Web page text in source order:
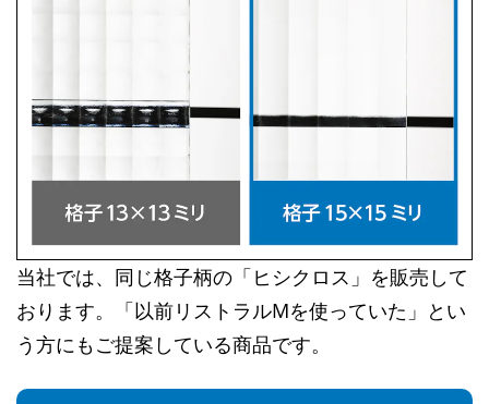
当社では、同じ格子柄の「ヒシクロス」を販売して
おります。「以前リストラルMを使っていた」とい
う方にもご提案している商品です。